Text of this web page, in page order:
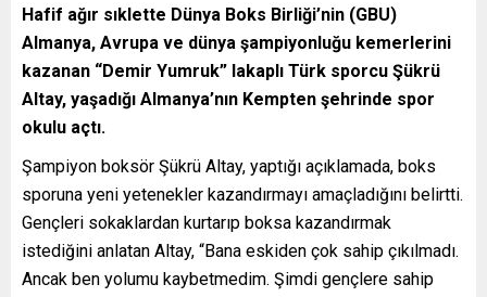
Hafif ağır sıklette Dünya Boks Birliği’nin (GBU)
Almanya, Avrupa ve dünya şampiyonluğu kemerlerini
kazanan “Demir Yumruk” lakaplı Türk sporcu Şükrü
Altay, yaşadığı Almanya’nın Kempten şehrinde spor
okulu açtı.
Şampiyon boksör Şükrü Altay, yaptığı açıklamada, boks
sporuna yeni yetenekler kazandırmayı amaçladığını belirtti.
Gençleri sokaklardan kurtarıp boksa kazandırmak
istediğini anlatan Altay, “Bana eskiden çok sahip çıkılmadı.
Ancak ben yolumu kaybetmedim. Şimdi gençlere sahip